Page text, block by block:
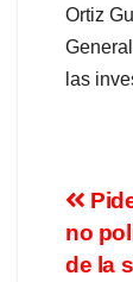
Ortiz
las
no
de la